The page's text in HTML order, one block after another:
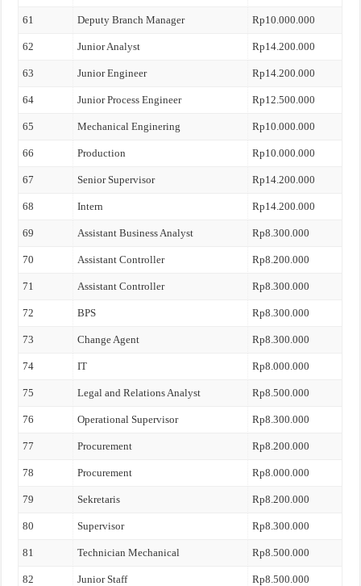
61 Deputy Branch Manager Rp10.000.000
62 Junior Analyst Rp14.200.000
63 Junior Engineer Rp14.200.000
64 Junior Process Engineer Rp12.500.000
65 Mechanical Enginering Rp10.000.000
66 Production Rp10.000.000
67 Senior Supervisor Rp14.200.000
68 Intern Rp14.200.000
69 Assistant Business Analyst Rp8.300.000
70 Assistant Controller Rp8.200.000
71 Assistant Controller Rp8.300.000
72 BPS Rp8.300.000
73 Change Agent Rp8.300.000
74 IT Rp8.000.000
75 Legal and Relations Analyst Rp8.500.000
76 Operational Supervisor Rp8.300.000
77 Procurement Rp8.200.000
78 Procurement Rp8.000.000
79 Sekretaris Rp8.200.000
80 Supervisor Rp8.300.000
81 Technician Mechanical Rp8.500.000
82 Junior Staff Rp8.500.000